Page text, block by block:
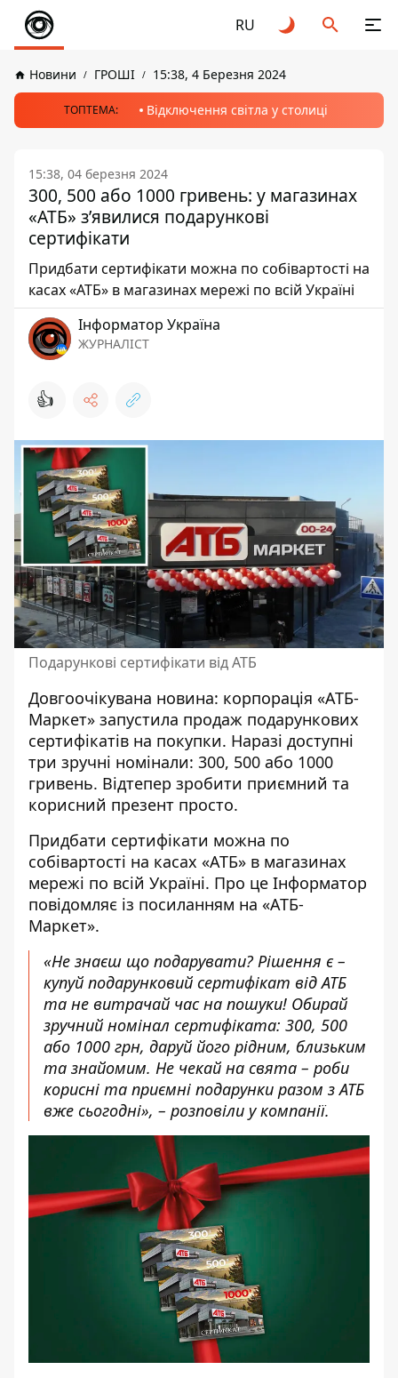
RU
Новини ГРОШІ 15:38, 4 Березня 2024
ТОПТЕМА: Відключення світла у столиці
15:38, 04 березня 2024
300, 500 або 1000 гривень: у магазинах
«АТБ» з’явилися подарункові
сертифікати
Придбати сертифікати можна по собівартості на
касах «АТБ» в магазинах мережі по всій Україні
Інформатор Україна
ЖУРНАЛІСТ
👍
Подарункові сертифікати від АТБ
Довгоочікувана новина: корпорація «АТБ-
Маркет» запустила продаж подарункових
сертифікатів на покупки. Наразі доступні
три зручні номінали: 300, 500 або 1000
гривень. Відтепер зробити приємний та
корисний презент просто.
Придбати сертифікати можна по
собівартості на касах «АТБ» в магазинах
мережі по всій Україні. Про це Інформатор
повідомляє із посиланням на «АТБ-
Маркет».
«Не знаєш що подарувати? Рішення є –
купуй подарунковий сертифікат від АТБ
та не витрачай час на пошуки! Обирай
зручний номінал сертифіката: 300, 500
або 1000 грн, даруй його рідним, близьким
та знайомим. Не чекай на свята – роби
корисні та приємні подарунки разом з АТБ
вже сьогодні», – розповіли у компанії.